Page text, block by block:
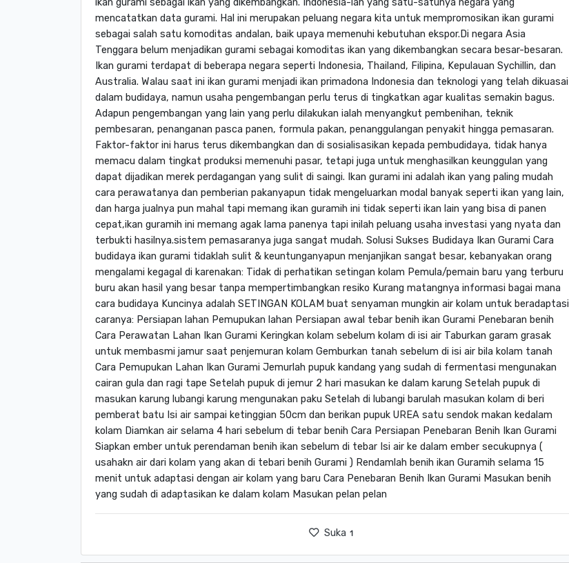
ikan gurami sebagai ikan yang dikembangkan. Indonesia-lah yang satu-satunya negara yang
mencatatkan data gurami. Hal ini merupakan peluang negara kita untuk mempromosikan ikan gurami
sebagai salah satu komoditas andalan, baik upaya memenuhi kebutuhan ekspor.Di negara Asia
Tenggara belum menjadikan gurami sebagai komoditas ikan yang dikembangkan secara besar-besaran.
Ikan gurami terdapat di beberapa negara seperti Indonesia, Thailand, Filipina, Kepulauan Sychillin, dan
Australia. Walau saat ini ikan gurami menjadi ikan primadona Indonesia dan teknologi yang telah dikuasai
dalam budidaya, namun usaha pengembangan perlu terus di tingkatkan agar kualitas semakin bagus.
Adapun pengembangan yang lain yang perlu dilakukan ialah menyangkut pembenihan, teknik
pembesaran, penanganan pasca panen, formula pakan, penanggulangan penyakit hingga pemasaran.
Faktor-faktor ini harus terus dikembangkan dan di sosialisasikan kepada pembudidaya, tidak hanya
memacu dalam tingkat produksi memenuhi pasar, tetapi juga untuk menghasilkan keunggulan yang
dapat dijadikan merek perdagangan yang sulit di saingi. Ikan gurami ini adalah ikan yang paling mudah
cara perawatanya dan pemberian pakanyapun tidak mengeluarkan modal banyak seperti ikan yang lain,
dan harga jualnya pun mahal tapi memang ikan guramih ini tidak seperti ikan lain yang bisa di panen
cepat,ikan guramih ini memang agak lama panenya tapi inilah peluang usaha investasi yang nyata dan
terbukti hasilnya.sistem pemasaranya juga sangat mudah. Solusi Sukses Budidaya Ikan Gurami Cara
budidaya ikan gurami tidaklah sulit & keuntunganyapun menjanjikan sangat besar, kebanyakan orang
mengalami kegagal di karenakan: Tidak di perhatikan setingan kolam Pemula/pemain baru yang terburu
buru akan hasil yang besar tanpa mempertimbangkan resiko Kurang matangnya informasi bagai mana
cara budidaya Kuncinya adalah SETINGAN KOLAM buat senyaman mungkin air kolam untuk beradaptasi
caranya: Persiapan lahan Pemupukan lahan Persiapan awal tebar benih ikan Gurami Penebaran benih
Cara Perawatan Lahan Ikan Gurami Keringkan kolam sebelum kolam di isi air Taburkan garam grasak
untuk membasmi jamur saat penjemuran kolam Gemburkan tanah sebelum di isi air bila kolam tanah
Cara Pemupukan Lahan Ikan Gurami Jemurlah pupuk kandang yang sudah di fermentasi mengunakan
cairan gula dan ragi tape Setelah pupuk di jemur 2 hari masukan ke dalam karung Setelah pupuk di
masukan karung lubangi karung mengunakan paku Setelah di lubangi barulah masukan kolam di beri
pemberat batu Isi air sampai ketinggian 50cm dan berikan pupuk UREA satu sendok makan kedalam
kolam Diamkan air selama 4 hari sebelum di tebar benih Cara Persiapan Penebaran Benih Ikan Gurami
Siapkan ember untuk perendaman benih ikan sebelum di tebar Isi air ke dalam ember secukupnya (
usahakn air dari kolam yang akan di tebari benih Gurami ) Rendamlah benih ikan Guramih selama 15
menit untuk adaptasi dengan air kolam yang baru Cara Penebaran Benih Ikan Gurami Masukan benih
yang sudah di adaptasikan ke dalam kolam Masukan pelan pelan
Suka 1